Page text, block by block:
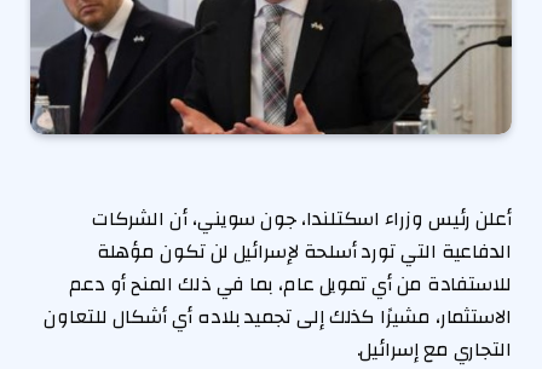
أعلن رئيس وزراء اسكتلندا، جون سويني، أن الشركات
الدفاعية التي تورد أسلحة لإسرائيل لن تكون مؤهلة
للاستفادة من أي تمويل عام، بما في ذلك المنح أو دعم
الاستثمار، مشيرًا كذلك إلى تجميد بلاده أي أشكال للتعاون
التجاري مع إسرائيل.